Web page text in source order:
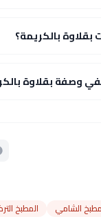
بالكريمة؟
وصفة بقلاوة
الشامي المطبخ